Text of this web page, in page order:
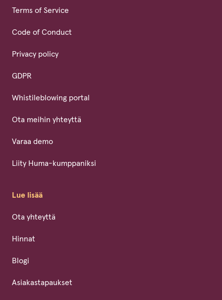
Terms of Service
Code of Conduct
Privacy policy
GDPR
Whistileblowing portal
Ota meihin yhteyttä
Varaa demo
Liity Huma-kumppaniksi
Lue lisää
Ota yhteyttä
Hinnat
Blogi
Asiakastapaukset